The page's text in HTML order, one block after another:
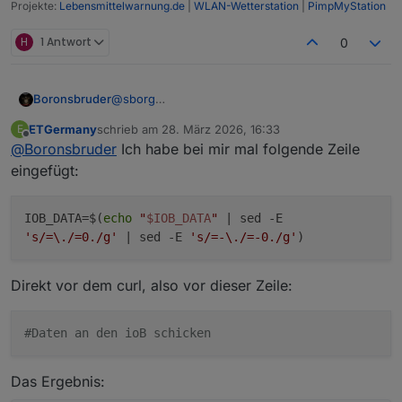
Projekte: Lebensmittelwarnung.de WLAN-Wetterstation PimpMyStation
H 1 Antwort 0
Boronsbruder@sborg
ohne führende Null gesendet:
{ "id":
"0_userdata.0.Wetterstation.Regen_Woc
E
Offline
ETGermanyschrieb am 28. März 2026, 16:33
zuletzt editiert von
@Boronsbruder Ich habe bei mir mal folgende Zeile
eingefügt:
IOB_DATA=$(echo "$IOB_DATA"
| sed -E
's/=\./=0./g'
| sed -E 's/=-\./=-0./g' )
Direkt vor dem curl, also vor dieser Zeile:
#Daten an den ioB schicken
Das Ergebnis: